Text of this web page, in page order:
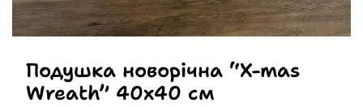
Подушка новорічна “X-mas
Wreath” 40х40 см